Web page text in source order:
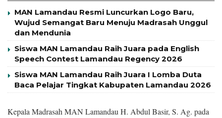
MAN Lamandau Resmi Luncurkan Logo Baru,
Wujud Semangat Baru Menuju Madrasah Unggul
dan Mendunia
Siswa MAN Lamandau Raih Juara pada English
Speech Contest Lamandau Regency 2026
Siswa MAN Lamandau Raih Juara I Lomba Duta
Baca Pelajar Tingkat Kabupaten Lamandau 2026
Kepala Madrasah MAN Lamandau H. Abdul Basir, S. Ag. pada